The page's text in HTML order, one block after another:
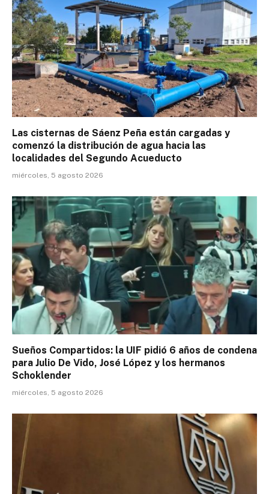
Las cisternas de Sáenz Peña están cargadas y
comenzó la distribución de agua hacia las
localidades del Segundo Acueducto
miércoles, 5 agosto 2026
Sueños Compartidos: la UIF pidió 6 años de condena
para Julio De Vido, José López y los hermanos
Schoklender
miércoles, 5 agosto 2026